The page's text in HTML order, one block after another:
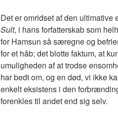
Det er omridset af den ultimative
Sult, i hans forfatterskab som
for Hamsun så særegne og
for et håb; det blotte faktum, at
umuligheden af at trodse
har bedt om, og en død, vi ikke
enkelt eksistens i den
forenkles til andet end sig selv.